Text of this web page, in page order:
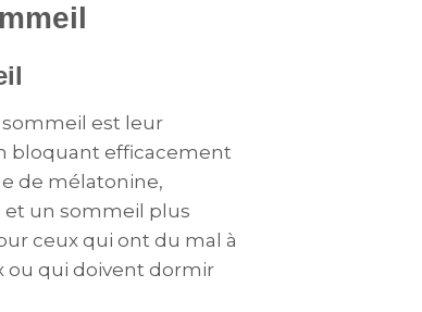
sommeil est leur
bloquant efficacement
de mélatonine,
et un sommeil plus
ceux qui ont du mal à
ou qui doivent dormir